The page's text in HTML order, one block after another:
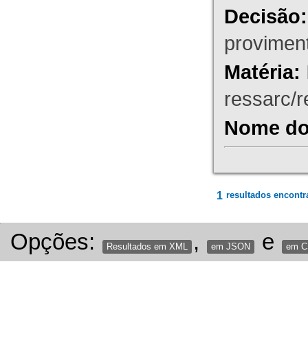
Decisão:
Matéria:
ressarc/
Nome
1 resultados
Opções: Resultados em XML , em JSON e em